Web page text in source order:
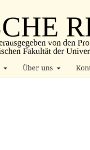
Über uns